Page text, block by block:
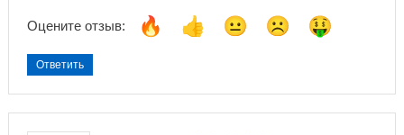
Оцените отзыв:
Ответить